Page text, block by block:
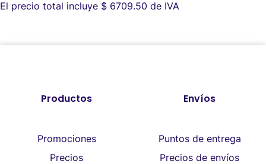
El precio total incluye $ 6709.50 de IVA
Productos
Promociones
Precios
Envíos
Puntos de entrega
Precios de envíos